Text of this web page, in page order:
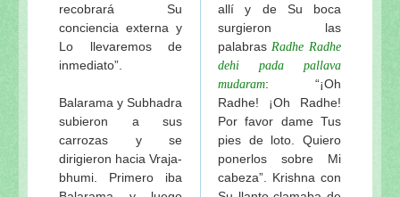
recobrará Su
conciencia externa y
Lo llevaremos de
inmediato”.
Balarama y Subhadra
subieron a sus
carrozas y se
dirigieron hacia Vraja-
bhumi. Primero iba
allí y de Su boca
surgieron las
palabras Radhe Radhe
dehi pada pallava
mudaram: “¡Oh
Radhe! ¡Oh Radhe!
Por favor dame Tus
pies de loto. Quiero
ponerlos sobre Mi
cabeza”. Krishna con